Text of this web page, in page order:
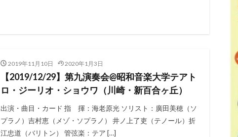
2019年11月10日 2020年1月3日
【2019/12/29】第九演奏会@昭和音楽大学テアト
ロ・ジーリオ・ショウワ（川崎・新百合ヶ丘）
出演・曲目・カード 指 揮：海老原光 ソリスト：廣田美穂（ソ
プラノ）吉村恵（メゾ・ソプラノ） 井ノ上了吏（テノール）折
江忠道（バリトン） 管弦楽：テア […]